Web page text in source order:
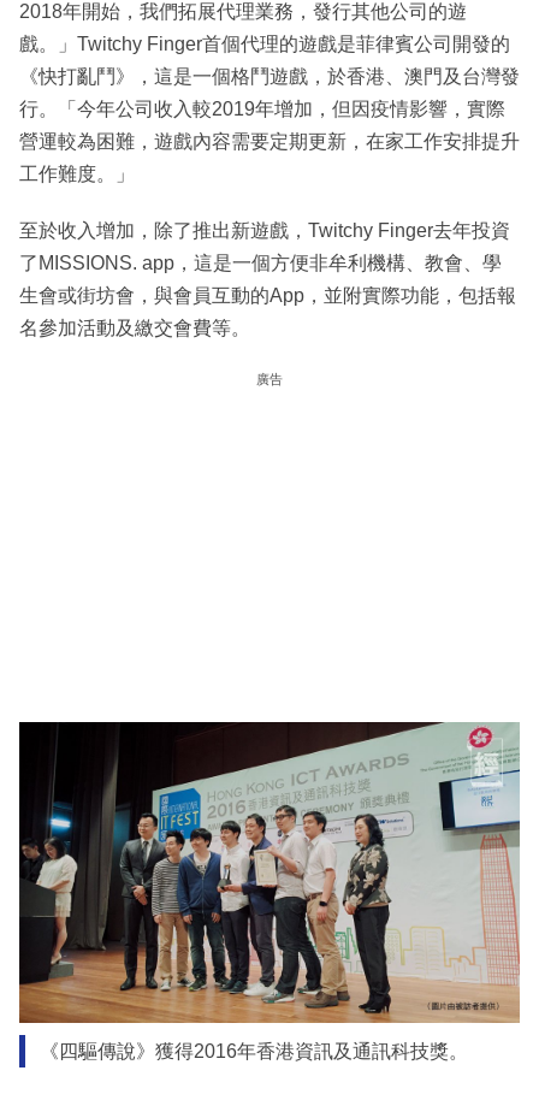
2018年開始，我們拓展代理業務，發行其他公司的遊
戲。」Twitchy Finger首個代理的遊戲是菲律賓公司開發的
《快打亂鬥》，這是一個格鬥遊戲，於香港、澳門及台灣發
行。「今年公司收入較2019年增加，但因疫情影響，實際
營運較為困難，遊戲內容需要定期更新，在家工作安排提升
工作難度。」
至於收入增加，除了推出新遊戲，Twitchy Finger去年投資
了MISSIONS. app，這是一個方便非牟利機構、教會、學
生會或街坊會，與會員互動的App，並附實際功能，包括報
名參加活動及繳交會費等。
廣告
《四驅傳說》獲得2016年香港資訊及通訊科技獎。